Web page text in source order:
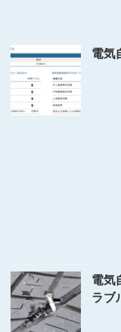
電気
電気
ラブ